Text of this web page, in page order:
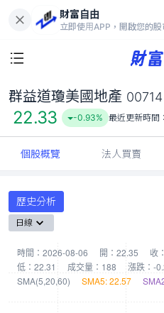
財富自由
立即使用APP，開啟您的股
22.33
-
群益道瓊美國地產 00714
22.33 -0.93% 最近更新時間：
個股概覽 法人買賣
歷史分析
日線